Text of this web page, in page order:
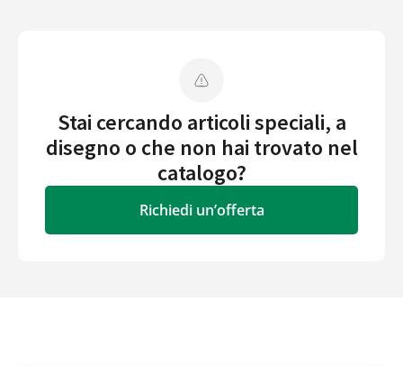
Stai cercando articoli speciali, a
disegno o che non hai trovato nel
catalogo?
Richiedi un’offerta